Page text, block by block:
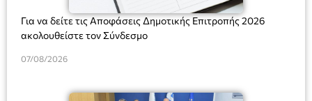
Για να δείτε τις Αποφάσεις Δημοτικής Επιτροπής 2026
ακολουθείστε τον Σύνδεσμο
07/08/2026